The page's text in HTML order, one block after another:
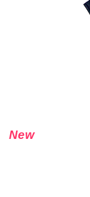
New